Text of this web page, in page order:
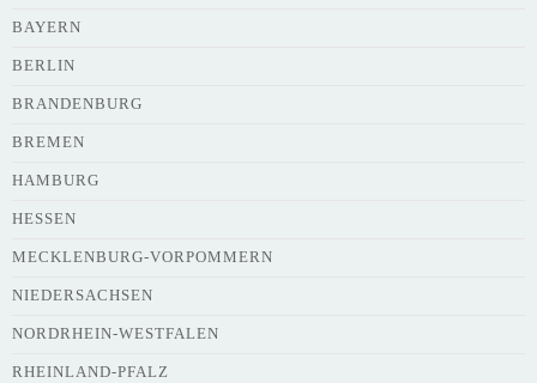
Webseite
Kurze Beschreibung des Flohmarkts
BAYERN
BERLIN
BRANDENBURG
BREMEN
HAMBURG
HESSEN
MECKLENBURG-VORPOMMERN
NIEDERSACHSEN
NORDRHEIN-WESTFALEN
RHEINLAND-PFALZ